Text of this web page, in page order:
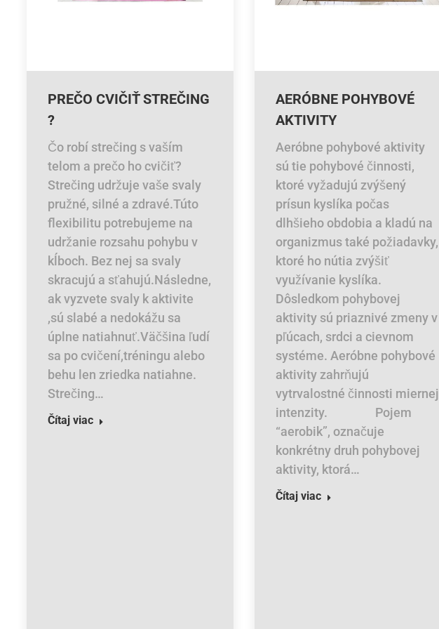
PREČO CVIČIŤ STREČING
?
Čo robí strečing s vaším
telom a prečo ho cvičiť?
Strečing udržuje vaše svaly
pružné, silné a zdravé.Túto
flexibilitu potrebujeme na
udržanie rozsahu pohybu v
kĺboch. Bez nej sa svaly
skracujú a sťahujú.Následne,
ak vyzvete svaly k aktivite
,sú slabé a nedokážu sa
úplne natiahnuť.Väčšina ľudí
sa po cvičení,tréningu alebo
behu len zriedka natiahne.
Strečing…
Čítaj viac
AERÓBNE POHYBOVÉ
AKTIVITY
Aeróbne pohybové aktivity
sú tie pohybové činnosti,
ktoré vyžadujú zvýšený
prísun kyslíka počas
dlhšieho obdobia a kladú na
organizmus také požiadavky,
ktoré ho nútia zvýšiť
využívanie kyslíka.
Dôsledkom pohybovej
aktivity sú priaznivé zmeny v
pľúcach, srdci a cievnom
systéme. Aeróbne pohybové
aktivity zahrňujú
vytrvalostné činnosti miernej
intenzity. Pojem
“aerobik”, označuje
konkrétny druh pohybovej
aktivity, ktorá…
Čítaj viac